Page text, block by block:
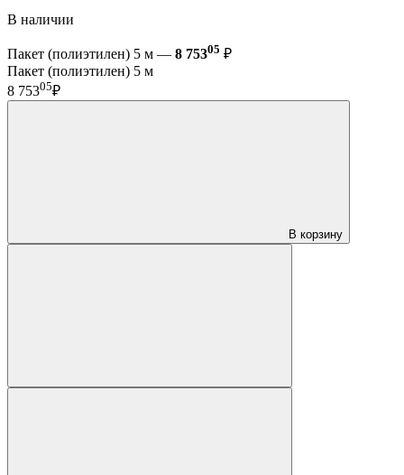
В наличии
Пакет (полиэтилен) 5 м — 8 75305 ₽
Пакет (полиэтилен) 5 м
8 75305₽
В корзину